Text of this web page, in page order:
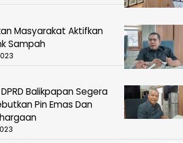
Masyarakat Aktifkan
Sampah
Balikpapan Segera
Pin Emas Dan